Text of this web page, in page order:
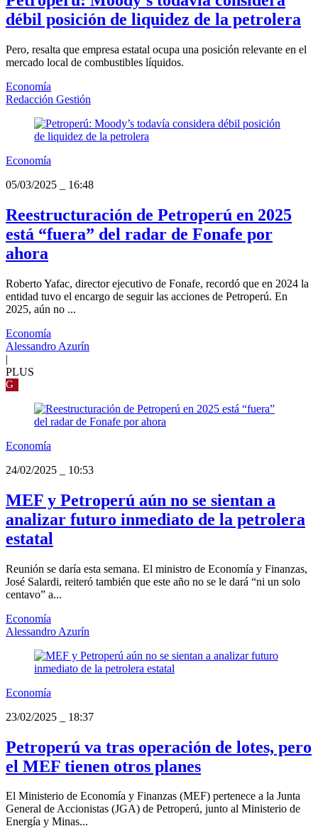
débil posición de liquidez de la petrolera
Pero, resalta que empresa estatal ocupa una posición relevante en el
mercado local de combustibles líquidos.
Economía
Redacción Gestión
Economía
05/03/2025
16:48
Reestructuración de Petroperú en 2025
está “fuera” del radar de Fonafe por
ahora
Roberto Yafac, director ejecutivo de Fonafe, recordó que en 2024 la
entidad tuvo el encargo de seguir las acciones de Petroperú. En
2025, aún no ...
Economía
Alessandro Azurín
|
PLUS
G
Economía
24/02/2025
10:53
MEF y Petroperú aún no se sientan a
analizar futuro inmediato de la petrolera
estatal
Reunión se daría esta semana. El ministro de Economía y Finanzas,
José Salardi, reiteró también que este año no se le dará “ni un solo
centavo” a...
Economía
Alessandro Azurín
Economía
23/02/2025
18:37
Petroperú va tras operación de lotes, pero
el MEF tienen otros planes
El Ministerio de Economía y Finanzas (MEF) pertenece a la Junta
General de Accionistas (JGA) de Petroperú, junto al Ministerio de
Energía y Minas...